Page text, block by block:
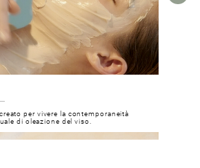
per vivere la contemporaneità
di oleazione del viso.